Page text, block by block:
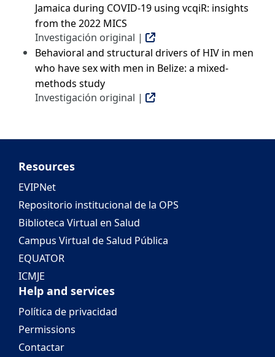
Jamaica during COVID-19 using vcqiR: insights
from the 2022 MICS
Investigación original |
Behavioral and structural drivers of HIV in men
who have sex with men in Belize: a mixed-
methods study
Investigación original |
Resources
EVIPNet
Repositorio institucional de la OPS
Biblioteca Virtual en Salud
Campus Virtual de Salud Pública
EQUATOR
ICMJE
Help and services
Política de privacidad
Permissions
Contactar